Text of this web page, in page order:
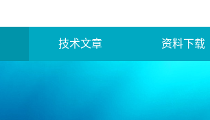
技术文章 资料下载